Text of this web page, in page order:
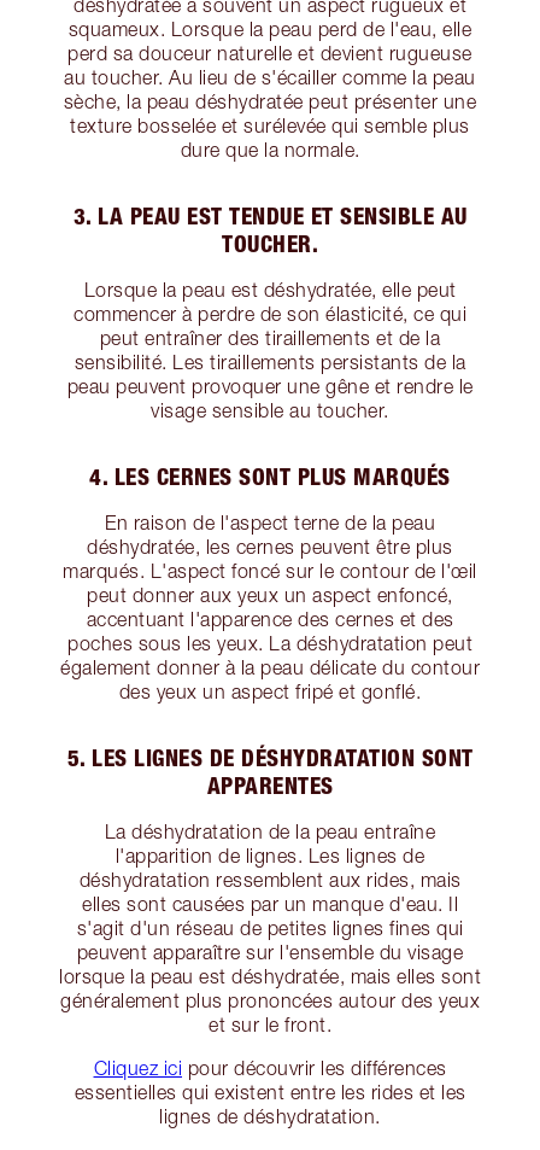
squameux. Lorsque la peau perd de l'eau, elle
perd sa douceur naturelle et devient rugueuse
au toucher. Au lieu de s'écailler comme la peau
sèche, la peau déshydratée peut présenter une
texture bosselée et surélevée qui semble plus
dure que la normale.
3. LA PEAU EST TENDUE ET SENSIBLE AU
TOUCHER.
Lorsque la peau est déshydratée, elle peut
commencer à perdre de son élasticité, ce qui
peut entraîner des tiraillements et de la
sensibilité. Les tiraillements persistants de la
peau peuvent provoquer une gêne et rendre le
visage sensible au toucher.
4. LES CERNES SONT PLUS MARQUÉS
En raison de l'aspect terne de la peau
déshydratée, les cernes peuvent être plus
marqués. L'aspect foncé sur le contour de l'œil
peut donner aux yeux un aspect enfoncé,
accentuant l'apparence des cernes et des
poches sous les yeux. La déshydratation peut
également donner à la peau délicate du contour
des yeux un aspect fripé et gonflé.
5. LES LIGNES DE DÉSHYDRATATION SONT
APPARENTES
La déshydratation de la peau entraîne
l'apparition de lignes. Les lignes de
déshydratation ressemblent aux rides, mais
elles sont causées par un manque d'eau. Il
s'agit d'un réseau de petites lignes fines qui
peuvent apparaître sur l'ensemble du visage
lorsque la peau est déshydratée, mais elles sont
généralement plus prononcées autour des yeux
et sur le front.
Cliquez ici pour découvrir les différences
essentielles qui existent entre les rides et les
lignes de déshydratation.